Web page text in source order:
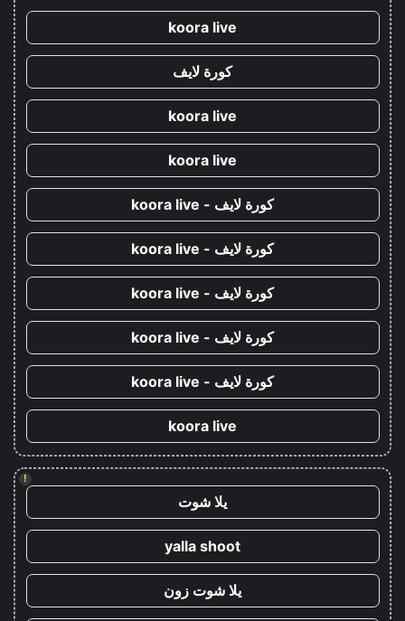
koora live
كورة لايف
koora live
koora live
كورة لايف - koora live
كورة لايف - koora live
كورة لايف - koora live
كورة لايف - koora live
كورة لايف - koora live
koora live
!
يلا شوت
yalla shoot
يلا شوت زون